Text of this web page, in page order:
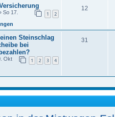
1 2
So 17.
12
Steinschlag
bei
1 2 3 4
Okt
31